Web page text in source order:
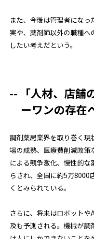
また、今後は管理者にな
実や、薬剤師以外の職種
したい考えだという。
「人材、店
ーワンの存在
調剤薬局業界を取り巻く現
場の成熟、医療費削減政策
による競争激化、慢性的
らされ、全国に約5万8000
くとみられている。
さらに、将来はロボット
及も予測される。機械が